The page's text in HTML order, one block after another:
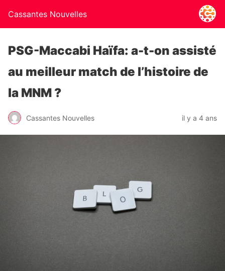
Cassantes Nouvelles
PSG-Maccabi Haïfa: a-t-on assisté
au meilleur match de l’histoire de
la MNM ?
Cassantes Nouvelles il y a 4 ans